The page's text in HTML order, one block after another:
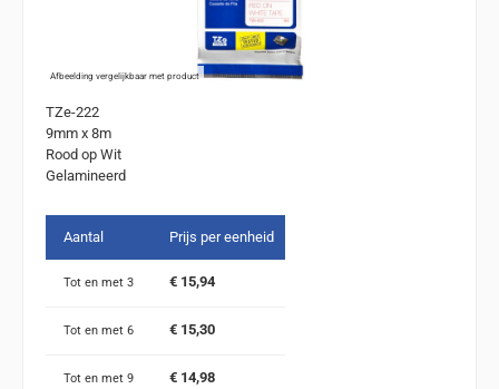
Afbeelding vergelijkbaar met product
TZe-222
9mm x 8m
Rood op Wit
Gelamineerd
Aantal Prijs per eenheid
Tot en met 3 € 15,94
Tot en met 6 € 15,30
Tot en met 9 € 14,98